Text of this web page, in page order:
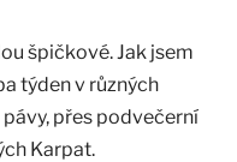
špičkové. Jak jsem
týden v různých
přes podvečerní
Karpat.